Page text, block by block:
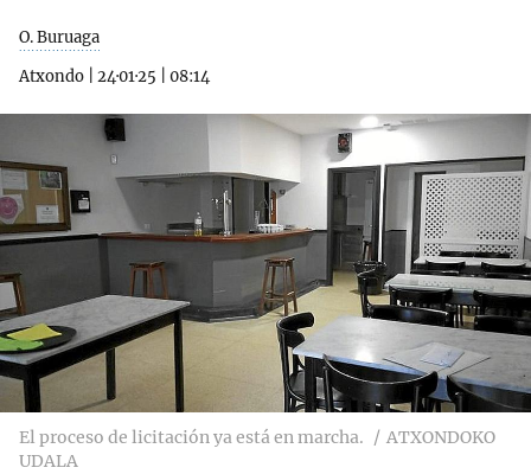
O. Buruaga
Atxondo
24·01·25 08:14
El proceso de licitación ya está en marcha.
ATXONDOKO
UDALA